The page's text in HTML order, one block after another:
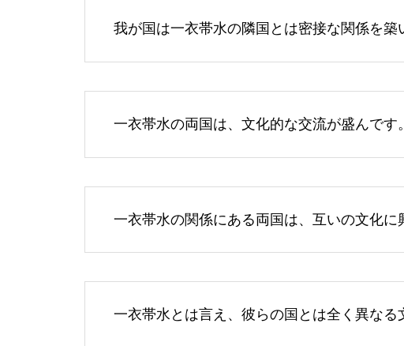
我が国は一衣帯水の隣国とは密接な関係を築
一衣帯水の両国は、文化的な交流が盛んです。
一衣帯水の関係にある両国は、互いの文化に
一衣帯水とは言え、彼らの国とは全く異なる